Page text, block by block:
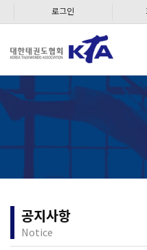
로그인
공지사항
Notice